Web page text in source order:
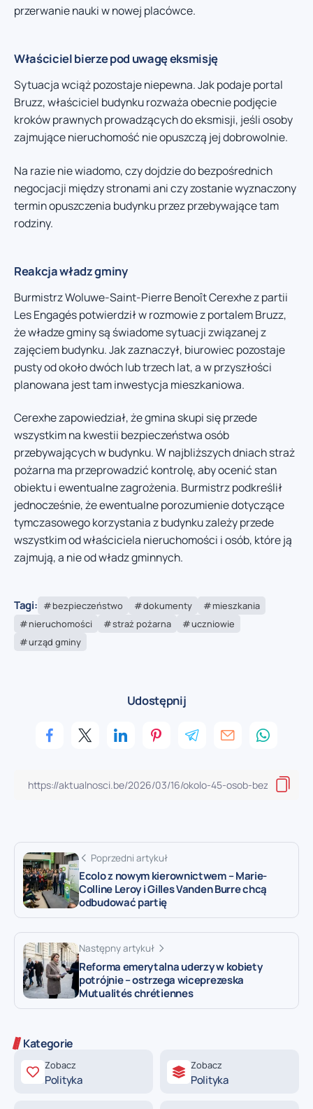
przerwanie nauki w nowej placówce.
Właściciel bierze pod uwagę eksmisję
Sytuacja wciąż pozostaje niepewna. Jak podaje portal
Bruzz, właściciel budynku rozważa obecnie podjęcie
kroków prawnych prowadzących do eksmisji, jeśli osoby
zajmujące nieruchomość nie opuszczą jej dobrowolnie.
Na razie nie wiadomo, czy dojdzie do bezpośrednich
negocjacji między stronami ani czy zostanie wyznaczony
termin opuszczenia budynku przez przebywające tam
rodziny.
Reakcja władz gminy
Burmistrz Woluwe-Saint-Pierre Benoît Cerexhe z partii
Les Engagés potwierdził w rozmowie z portalem Bruzz,
że władze gminy są świadome sytuacji związanej z
zajęciem budynku. Jak zaznaczył, biurowiec pozostaje
pusty od około dwóch lub trzech lat, a w przyszłości
planowana jest tam inwestycja mieszkaniowa.
Cerexhe zapowiedział, że gmina skupi się przede
wszystkim na kwestii bezpieczeństwa osób
przebywających w budynku. W najbliższych dniach straż
pożarna ma przeprowadzić kontrolę, aby ocenić stan
obiektu i ewentualne zagrożenia. Burmistrz podkreślił
jednocześnie, że ewentualne porozumienie dotyczące
tymczasowego korzystania z budynku zależy przede
wszystkim od właściciela nieruchomości i osób, które ją
zajmują, a nie od władz gminnych.
Tagi: bezpieczeństwo dokumenty
mieszkania
nieruchomości
straż pożarna
uczniowie
urząd gminy
Udostępnij
Poprzedni artykuł
Ecolo z nowym kierownictwem – Marie-
Colline Leroy i Gilles Vanden Burre chcą
odbudować partię
Następny artykuł
Reforma emerytalna uderzy w kobiety
potrójnie – ostrzega wiceprezeska
Mutualités chrétiennes
Kategorie
Zobacz
Polityka
Zobacz
Polityka